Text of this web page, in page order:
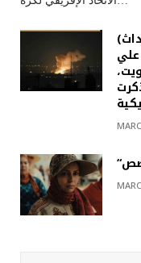
(أبرز الأحداث) الأخبار العاجلة اليوم، 15